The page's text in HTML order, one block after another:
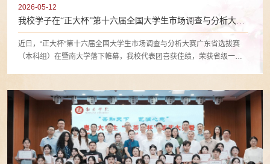
2026-05-12
我校学子在“正大杯”第十六届全国大学生市场调查与分析大赛
近日，“正大杯”第十六届全国大学生市场调查与分析大赛广东省选拔赛
（本科组）在暨南大学落下帷幕，我校代表团喜获佳绩，荣获省级一等